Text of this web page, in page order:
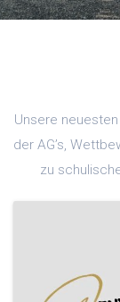
Unsere
der AG’s,
zu